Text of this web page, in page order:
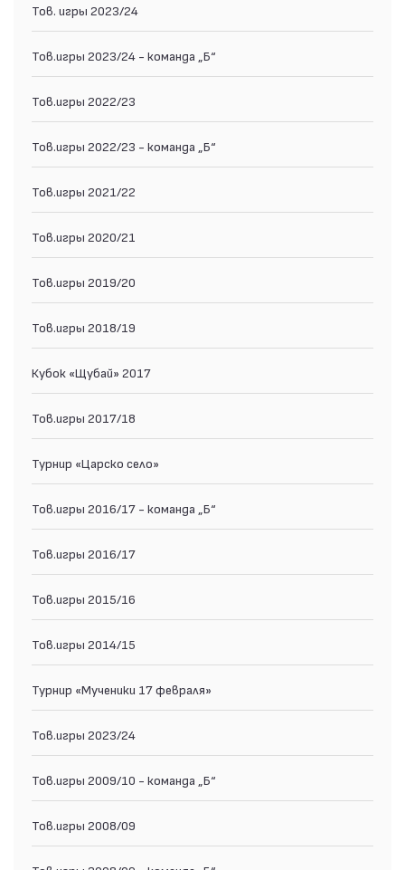
Тов. игры 2023/24
Тов.игры 2023/24 - команда „Б“
Тов.игры 2022/23
Тов.игры 2022/23 - команда „Б“
Тов.игры 2021/22
Тов.игры 2020/21
Тов.игры 2019/20
Тов.игры 2018/19
Кубок «Щубай» 2017
Тов.игры 2017/18
Турнир «Царско село»
Тов.игры 2016/17 - команда „Б“
Тов.игры 2016/17
Тов.игры 2015/16
Тов.игры 2014/15
Турнир «Мученики 17 февраля»
Тов.игры 2023/24
Тов.игры 2009/10 - команда „Б“
Тов.игры 2008/09